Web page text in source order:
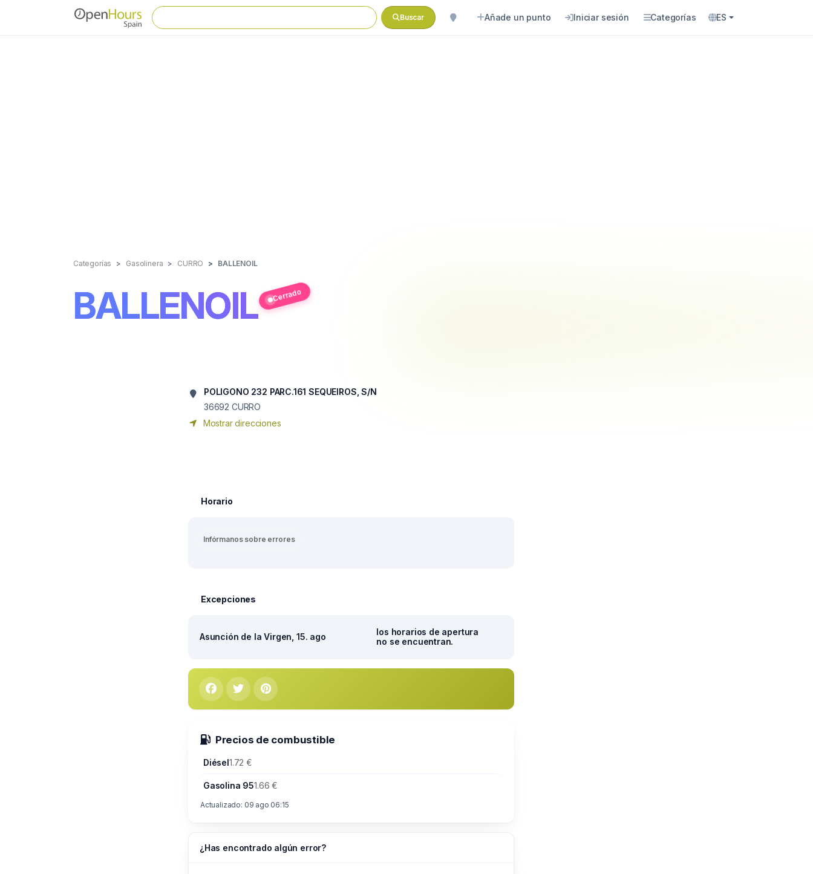
Buscar Añade un punto Iniciar sesión Categorías ES
Categorías Gasolinera CURRO BALLENOIL
BALLENOIL Cerrado
POLIGONO 232 PARC.161 SEQUEIROS, S/N
36692 CURRO
Mostrar direcciones
Horario
Infórmanos sobre errores
Excepciones
Asunción de la Virgen, 15. ago
los horarios de apertura
no se encuentran.
Precios de combustible
Diésel1.72 €
Gasolina 951.66 €
Actualizado: 09 ago 06:15
¿Has encontrado algún error?